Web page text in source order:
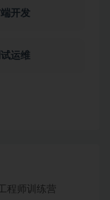
开发
运维
程师训练营